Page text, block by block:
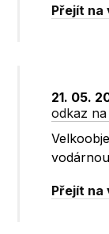
Přejít na
21. 05.
odkaz
Přejít na